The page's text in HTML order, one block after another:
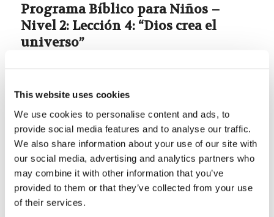
This website uses cookies
We use cookies to personalise content and ads, to
provide social media features and to analyse our traffic.
We also share information about your use of our site with
our social media, advertising and analytics partners who
may combine it with other information that you’ve
provided to them or that they’ve collected from your use
of their services.
Programa Bíblico para Niños –
Nivel 2: Lección 4: “Dios crea el
universo”
Pasaje Destacado:Génesis 1:1; Juan 1:1-3;
38:4-7; Hebreos 1:10, 13-14; Romanos 8:19
Antes que existiera el tiempo solo Dios existía.
Eran dos seres: Dios y el Verbo, que también era
Dios. Dios y el Verbo tuvieron la gran idea de